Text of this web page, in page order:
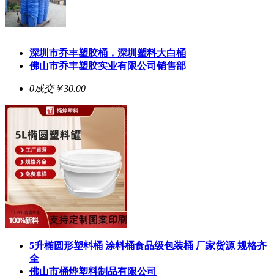
深圳市乔丰塑胶桶，深圳塑料大白桶
佛山市乔丰塑胶实业有限公司销售部
0成交￥30.00
5升椭圆形塑料桶 涂料桶食品级包装桶 厂家货源 规格齐
全
佛山市桶烨塑料制品有限公司